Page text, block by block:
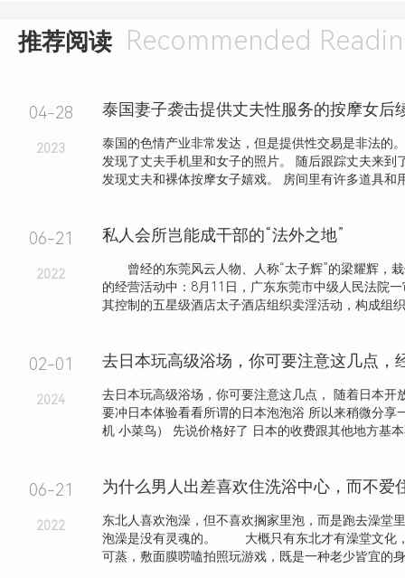
推荐阅读 Recommended
04-28
2023
泰国的色情产业非常发达，但是提供性交易是非法的
发现了丈夫手机里和女子的照片。 随后跟踪丈夫来到
发现丈夫和裸体按摩女子嬉戏。 房间里有许多道具和
06-21
2022
私人会所岂能成干部的“法外之地”
曾经的东莞风云人物、人称“太子辉”的梁耀辉，栽
的经营活动中：8月11日，广东东莞市中级人民法院
其控制的五星级酒店太子酒店组织卖淫活动，构成组
02-01
2024
去日本玩高级浴场，你可要注意这几点，
去日本玩高级浴场，你可要注意这几点， 随着日本开
要冲日本体验看看所谓的日本泡泡浴 所以来稍微分享
机 小菜鸟） 先说价格好了 日本的收费跟其他地方基本
06-21
2022
东北人喜欢泡澡，但不喜欢搁家里泡，而是跑去澡堂
泡澡是没有灵魂的。 大概只有东北才有澡堂文化
可蒸，敷面膜唠嗑拍照玩游戏，既是一种老少皆宜的